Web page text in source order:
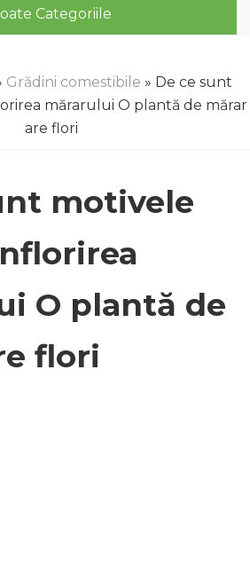
Categoriile
Grădini comestibile » De ce sunt
mărarului O plantă de mărar
are flori
motivele
O plantă de
flori